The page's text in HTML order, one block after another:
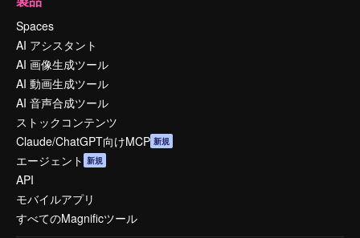
Spaces
AI アシスタント
AI 画像生成ツール
AI 動画生成ツール
AI 音声合成ツール
ストックコンテンツ
Claude/ChatGPT向けMCP 新規
エージェント 新規
API
モバイルアプリ
すべてのMagnificツール